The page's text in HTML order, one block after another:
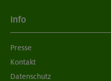
Info
Presse
Kontakt
Datenschutz